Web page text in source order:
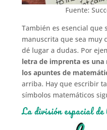
Fuente:
También es esencial que
manuscrita que sea muy
dé lugar a dudas. Por
letra de imprenta es
los apuntes de
arriba. Hay que escribir
símbolos matemáticos
La división espacial